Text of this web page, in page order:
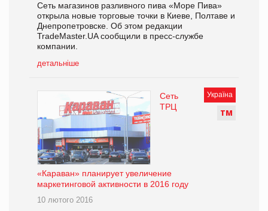
Сеть магазинов разливного пива «Море Пива»
открыла новые торговые точки в Киеве, Полтаве и
Днепропетровске. Об этом редакции
TradeMaster.UA сообщили в пресс-службе
компании.
детальніше
Україна
ТМ
Сеть
ТРЦ
«Караван» планирует увеличение
маркетинговой активности в 2016 году
10 лютого 2016